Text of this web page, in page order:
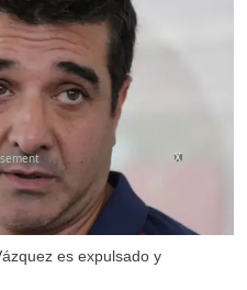
es expulsado y
X